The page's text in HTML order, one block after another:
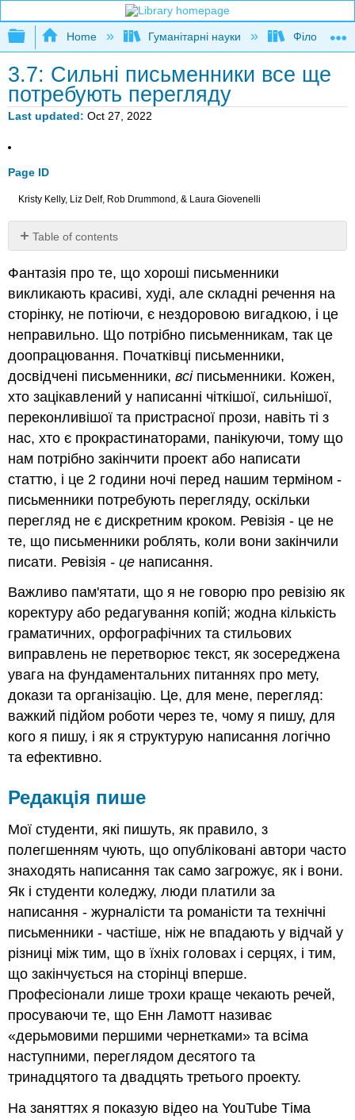
Expand/collapse global hierarchy
Home Гуманітарні науки Філософія
3.7: Сильні письменники все ще
потребують перегляду
Last updated Oct 27, 2022
Page ID
Kristy Kelly, Liz Delf, Rob Drummond, & Laura Giovenelli
Table of contents
пише
Перегляд:
Живий
ногами
Питання
для
обговорення
ресурси
Цитуються
твори
Фантазія про те, що хороші письменники
викликають красиві, худі, але складні речення на
сторінку, не потіючи, є нездоровою вигадкою, і це
неправильно. Що потрібно письменникам, так це
доопрацювання. Початківці письменники,
досвідчені письменники,всіписьменники. Кожен,
хто зацікавлений у написанні чіткішої, сильнішої,
переконливішої та пристрасної прози, навіть ті з
нас, хто є прокрастинаторами, панікуючи, тому що
нам потрібно закінчити проект або написати
статтю, і це 2 години ночі перед нашим терміном -
письменники потребують перегляду, оскільки
перегляд не є дискретним кроком. Ревізія - це не
те, що письменники роблять, коли вони закінчили
писати. Ревізія - це написання.
Важливо пам'ятати, що я не говорю про ревізію як
коректуру або редагування копій; жодна кількість
граматичних, орфографічних та стильових
виправлень не перетворює текст, як зосереджена
увага на фундаментальних питаннях про мету,
докази та організацію. Це, для мене, перегляд:
важкий підйом роботи через те, чому я пишу, для
кого я пишу, і як я структурую написання логічно
та ефективно.
Редакція пише
Мої студенти, які пишуть, як правило, з
полегшенням чують, що опубліковані автори часто
знаходять написання так само загрожує, як і вони.
Як і студенти коледжу, люди платили за
написання - журналісти та романісти та технічні
письменники - частіше, ніж не впадають у відчай у
різниці між тим, що в їхніх головах і серцях, і тим,
що закінчується на сторінці вперше.
Професіонали лише трохи краще чекають речей,
просуваючи те, що Енн Ламотт називає
«дерьмовими першими чернетками» та всіма
наступними, переглядом десятого та
тринадцятого та двадцять третього проекту.
На заняттях я показую відео на YouTube Тіма